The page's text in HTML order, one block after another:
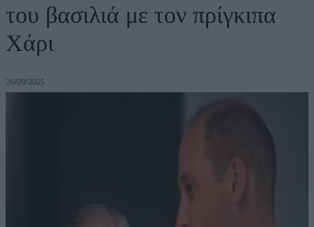
του βασιλιά με τον πρίγκιπα
Χάρι
26/09/2025